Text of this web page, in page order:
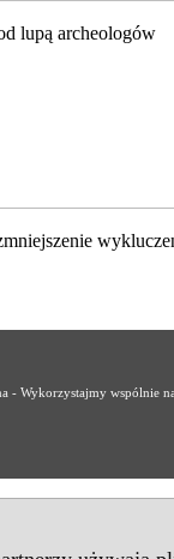
lupą archeologów
- Wykorzystajmy wspólnie